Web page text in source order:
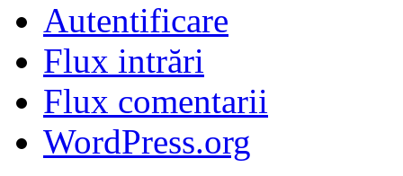
Autentificare
Flux intrări
Flux comentarii
WordPress.org